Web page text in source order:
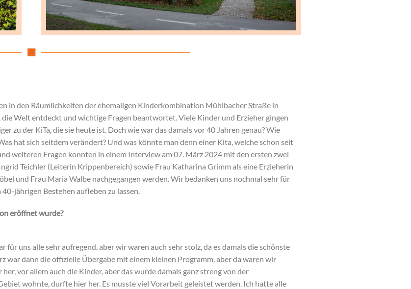
in den Räumlichkeiten der ehemaligen Kinderkombination Mühlbacher Straße in
Welt entdeckt und wichtige Fragen beantwortet. Viele Kinder und Erzieher gingen
zu der KiTa, die sie heute ist. Doch wie war das damals vor 40 Jahren genau? Wie
hat sich seitdem verändert? Und was könnte man denn einer Kita, welche schon seit
weiteren Fragen konnten in einem Interview am 07. März 2024 mit den ersten zwei
Teichler (Leiterin Krippenbereich) sowie Frau Katharina Grimm als eine Erzieherin
und Frau Maria Walbe nachgegangen werden. Wir bedanken uns nochmal sehr für
jährigen Bestehen aufleben zu lassen.
eröffnet wurde?
für uns alle sehr aufregend, aber wir waren auch sehr stolz, da es damals die schönste
war dann die offizielle Übergabe mit einem kleinen Programm, aber da waren wir
vor allem auch die Kinder, aber das wurde damals ganz streng von der
wohnte, durfte hier her. Es musste viel Vorarbeit geleistet werden. Ich hatte alle